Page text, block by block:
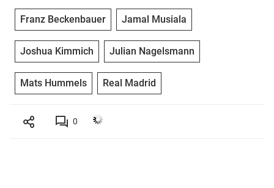
Franz Beckenbauer Jamal Musiala
Joshua Kimmich Julian Nagelsmann
Mats Hummels Real Madrid
0